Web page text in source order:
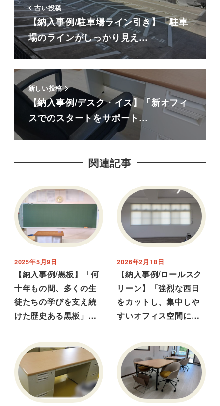
古い投稿
【納入事例/駐車場ライン引き】「駐車
場のラインがしっかり見え…
新しい投稿
【納入事例/デスク・イス】「新オフィ
スでのスタートをサポート…
関連記事
【納入事例/黒板】「何
十年もの間、多くの生
徒たちの学びを支え続
けた歴史ある黒板」…
2025年5月9日
【納入事例/ロールスク
リーン】「強烈な西日
をカットし、集中しや
すいオフィス空間に…
2026年2月18日